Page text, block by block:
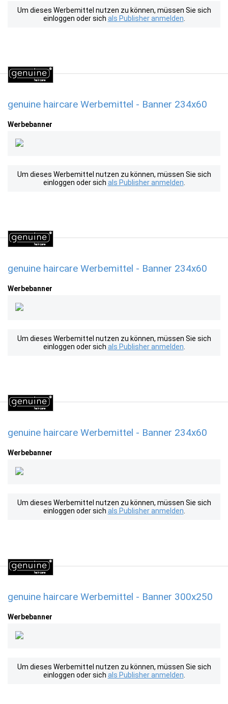
Um dieses Werbemittel nutzen zu können, müssen Sie sich
einloggen oder sich als Publisher anmelden
genuine haircare Werbemittel - Banner 234x60
Werbebanner
Um dieses Werbemittel nutzen zu können, müssen Sie sich
einloggen oder sich als Publisher anmelden
genuine haircare Werbemittel - Banner 234x60
Werbebanner
Um dieses Werbemittel nutzen zu können, müssen Sie sich
einloggen oder sich als Publisher anmelden
genuine haircare Werbemittel - Banner 234x60
Werbebanner
Um dieses Werbemittel nutzen zu können, müssen Sie sich
einloggen oder sich als Publisher anmelden
genuine haircare Werbemittel - Banner 300x250
Werbebanner
Um dieses Werbemittel nutzen zu können, müssen Sie sich
einloggen oder sich als Publisher anmelden